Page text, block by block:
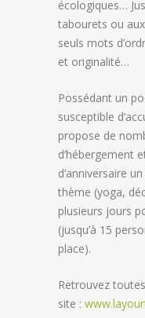
écologiques…
tabourets ou
seuls mots
et originalité…
Possédant un
susceptible
propose de
d’hébergement
d’anniversaire
thème (yoga,
plusieurs jours
(jusqu’à 15
place).
Retrouvez
site :